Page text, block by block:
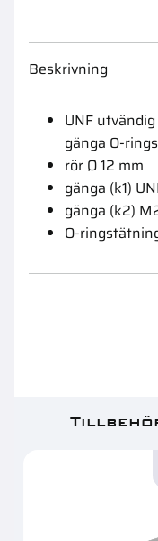
Beskrivning
UNF
gänga O-
rör Ø 12 mm
gänga (k1)
gänga (k2)
O-